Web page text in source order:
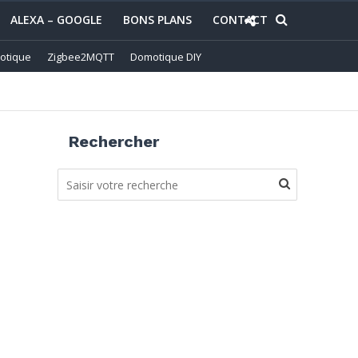
ALEXA – GOOGLE BONS PLANS CONTACT
Zigbee2MQTT Domotique DIY
Rechercher